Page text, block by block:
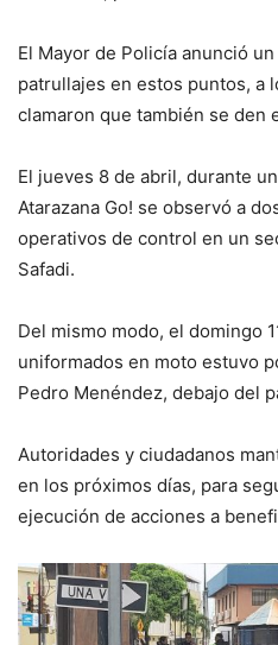
El Mayor de Policía anunció
patrullajes en estos puntos, a
clamaron que también se den
El jueves 8 de abril, durante
Atarazana Go! se observó a
operativos de control en un
Safadi.
Del mismo modo, el domingo
uniformados en moto estuvo
Pedro Menéndez, debajo del
Autoridades y ciudadanos
en los próximos días, para
ejecución de acciones a